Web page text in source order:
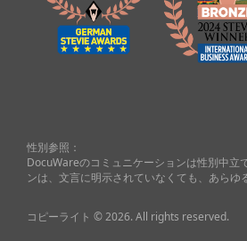
性別参照：
DocuWareのコミュニケーションは性別中立
ンは、文言に明示されていなくても、あらゆ
コピーライト © 2026. All rights reserved.